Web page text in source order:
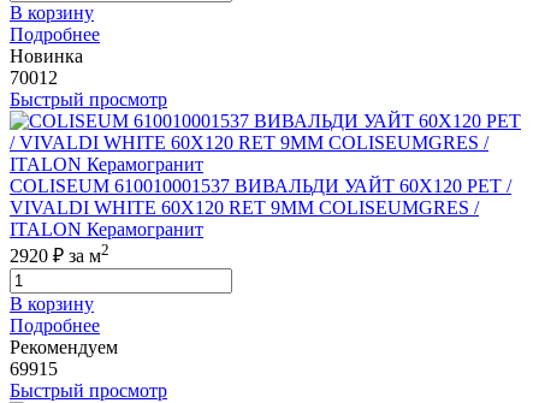
В корзину
Подробнее
Новинка
70012
Быстрый просмотр
COLISEUM 610010001537 ВИВАЛЬДИ УАЙТ 60X120 РЕТ /
VIVALDI WHITE 60X120 RET 9MM COLISEUMGRES /
ITALON Керамогранит
2920 ₽ за м2
В корзину
Подробнее
Рекомендуем
69915
Быстрый просмотр